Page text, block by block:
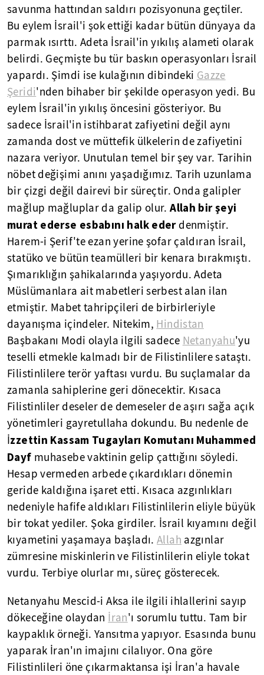
savunma hattından saldırı pozisyonuna geçtiler.
Bu eylem İsrail'i şok ettiği kadar bütün dünyaya da
parmak ısırttı. Adeta İsrail'in yıkılış alameti olarak
belirdi. Geçmişte bu tür baskın operasyonları İsrail
yapardı. Şimdi ise kulağının dibindeki Gazze
Şeridi'nden bihaber bir şekilde operasyon yedi. Bu
eylem İsrail'in yıkılış öncesini gösteriyor. Bu
sadece İsrail'in istihbarat zafiyetini değil aynı
zamanda dost ve müttefik ülkelerin de zafiyetini
nazara veriyor. Unutulan temel bir şey var. Tarihin
nöbet değişimi anını yaşadığımız. Tarih uzunlama
bir çizgi değil dairevi bir süreçtir. Onda galipler
mağlup mağluplar da galip olur.Allah bir şeyi
murat ederse esbabını halk ederdenmiştir.
Harem-i Şerif'te ezan yerine şofar çaldıran İsrail,
statüko ve bütün teamülleri bir kenara bırakmıştı.
Şımarıklığın şahikalarında yaşıyordu. Adeta
Müslümanlara ait mabetleri serbest alan ilan
etmiştir. Mabet tahripçileri de birbirleriyle
dayanışma içindeler. Nitekim, Hindistan
Başbakanı Modi olayla ilgili sadece Netanyahu'yu
teselli etmekle kalmadı bir de Filistinlilere sataştı.
Filistinlilere terör yaftası vurdu. Bu suçlamalar da
zamanla sahiplerine geri dönecektir. Kısaca
Filistinliler deseler de demeseler de aşırı sağa açık
yönetimleri gayretullaha dokundu. Bu nedenle de
İzzettin Kassam Tugayları Komutanı Muhammed
Dayf muhasebe vaktinin gelip çattığını söyledi.
Hesap vermeden arbede çıkardıkları dönemin
geride kaldığına işaret etti. Kısaca azgınlıkları
nedeniyle hafife aldıkları Filistinlilerin eliyle büyük
bir tokat yediler. Şoka girdiler. İsrail kıyamını değil
kıyametini yaşamaya başladı.Allah azgınlar
zümresine miskinlerin ve Filistinlilerin eliyle tokat
vurdu. Terbiye olurlar mı, süreç gösterecek.
Netanyahu Mescid-i Aksa ile ilgili ihlallerini sayıp
dökeceğine olaydan İran'ı sorumlu tuttu. Tam bir
kaypaklık örneği. Yansıtma yapıyor. Esasında bunu
yaparak İran'ın imajını cilalıyor. Ona göre
Filistinlileri öne çıkarmaktansa işi İran'a havale